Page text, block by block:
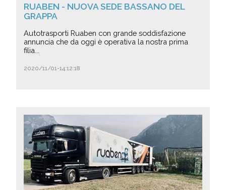
RUABEN - NUOVA SEDE BASSANO DEL
GRAPPA
Autotrasporti Ruaben con grande soddisfazione
annuncia che da oggi è operativa la nostra prima
filia...
2020/11/01-14:12:18